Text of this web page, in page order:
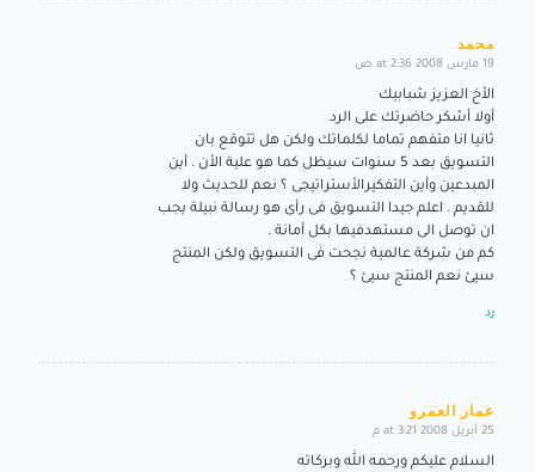
محمد
says:
19 مارس 2008 at 2:36 ص
الأخ العزيز شبابيك
أولا أشكر حاضرتك على الرد
ثانيا انا متفهم تماما لكلماتك ولكن هل تتوقع بان
التسويق بعد 5 سنوات سيظل كما هو علية الأن . أين
المبدعين وأين التفكيرالأستراتيجى ؟ نعم للحديث ولا
للقديم . اعلم جيدا التسويق فى رأى هو رسالة نبيلة يجب
ان توصل الى مستهدفيها بكل أمانة .
كم من شركة عالمية نجحت فى التسويق ولكن المنتج
سيئ نعم المنتج سيئ ؟
رد
عمار العمرو
says:
25 أبريل 2008 at 3:21 م
السلام عليكم ورحمه الله وبركاته